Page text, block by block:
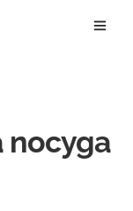
посуда